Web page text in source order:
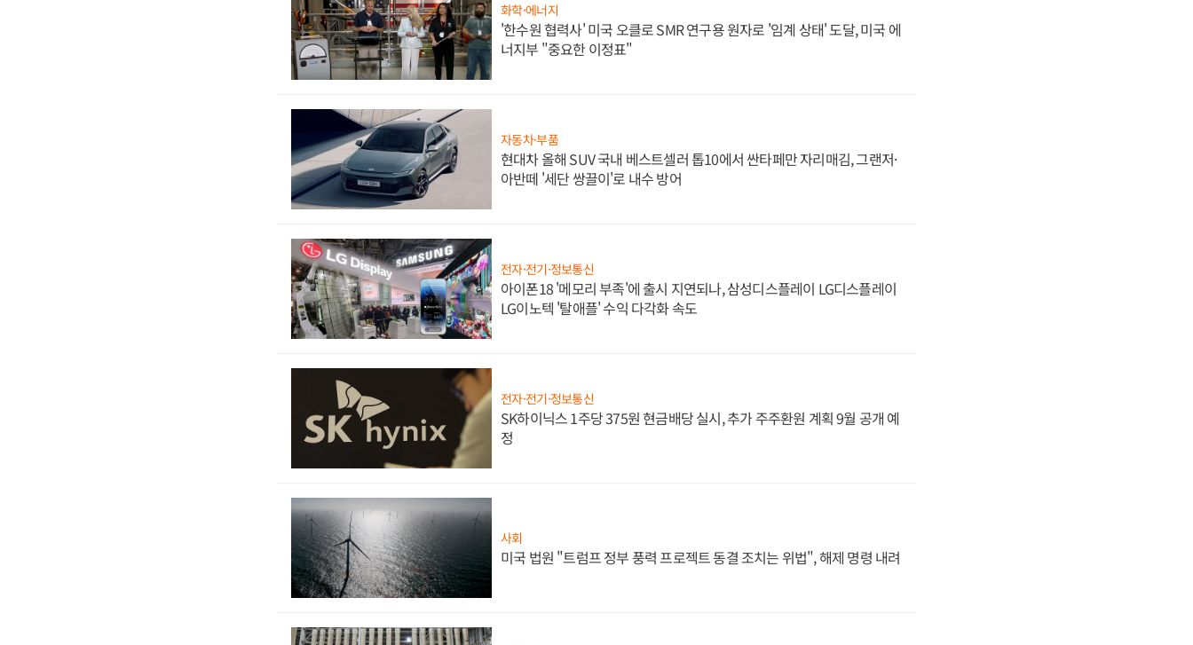
화학·에너지
'한수원 협력사' 미국 오클로 SMR 연구용 원자로 '임계 상태' 도달, 미국 에
너지부 "중요한 이정표"
자동차·부품
현대차 올해 SUV 국내 베스트셀러 톱10에서 싼타페만 자리매김, 그랜저·
아반떼 '세단 쌍끌이'로 내수 방어
전자·전기·정보통신
아이폰18 '메모리 부족'에 출시 지연되나, 삼성디스플레이 LG디스플레이
LG이노텍 '탈애플' 수익 다각화 속도
전자·전기·정보통신
SK하이닉스 1주당 375원 현금배당 실시, 추가 주주환원 계획 9월 공개 예
정
사회
미국 법원 "트럼프 정부 풍력 프로젝트 동결 조치는 위법", 해제 명령 내려